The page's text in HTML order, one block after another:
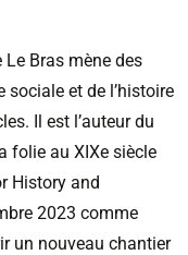
Bras mène des
sociale et de l’histoire
Il est l’auteur du
folie au XIXe siècle
History and
2023 comme
un nouveau chantier